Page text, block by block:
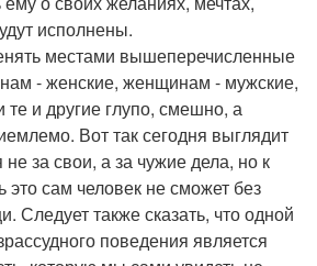
исполнены.
местами вышеперечисленные
- женские, женщинам - мужские,
те и другие глупо, смешно, а
Вот так сегодня выглядит
за свои, а за чужие дела, но к
это сам человек не сможет без
Следует также сказать, что одной
поведения является